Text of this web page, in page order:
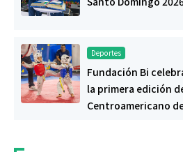
Deportes
Fundación Bi
la primera edición
Centroamericano